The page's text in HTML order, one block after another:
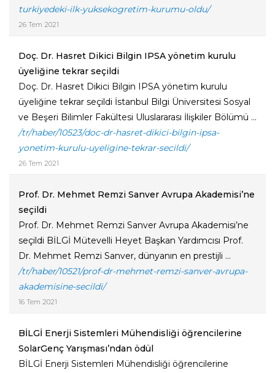
turkiyedeki-ilk-yuksekogretim-kurumu-oldu/
26 Tem 2021
Doç. Dr. Hasret Dikici Bilgin IPSA yönetim kurulu
üyeliğine tekrar seçildi
Doç. Dr. Hasret Dikici Bilgin IPSA yönetim kurulu
üyeliğine tekrar seçildi İstanbul Bilgi Üniversitesi Sosyal
ve Beşeri Bilimler Fakültesi Uluslararası İlişkiler Bölümü ...
/tr/haber/10523/doc-dr-hasret-dikici-bilgin-ipsa-
yonetim-kurulu-uyeligine-tekrar-secildi/
26 Tem 2021
Prof. Dr. Mehmet Remzi Sanver Avrupa Akademisi’ne
seçildi
Prof. Dr. Mehmet Remzi Sanver Avrupa Akademisi’ne
seçildi BİLGİ Mütevelli Heyet Başkan Yardımcısı Prof.
Dr. Mehmet Remzi Sanver, dünyanın en prestijli ...
/tr/haber/10521/prof-dr-mehmet-remzi-sanver-avrupa-
akademisine-secildi/
16 Tem 2021
BİLGİ Enerji Sistemleri Mühendisliği öğrencilerine
SolarGenç Yarışması’ndan ödül
BİLGİ Enerji Sistemleri Mühendisliği öğrencilerine